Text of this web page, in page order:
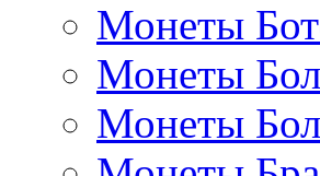
Монеты
Монеты
Монеты